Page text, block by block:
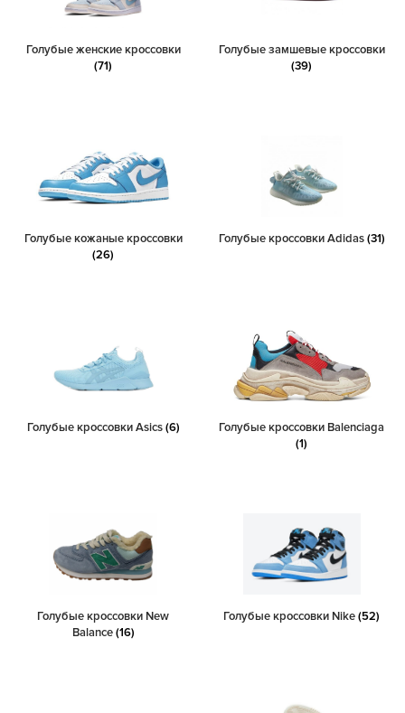
Голубые женские кроссовки
(71)
Голубые замшевые кроссовки
(39)
Голубые кожаные кроссовки
(26)
Голубые кроссовки Adidas(31)
Голубые кроссовки Asics(6)
Голубые кроссовки Balenciaga
(1)
Голубые кроссовки New
Balance(16)
Голубые кроссовки Nike(52)